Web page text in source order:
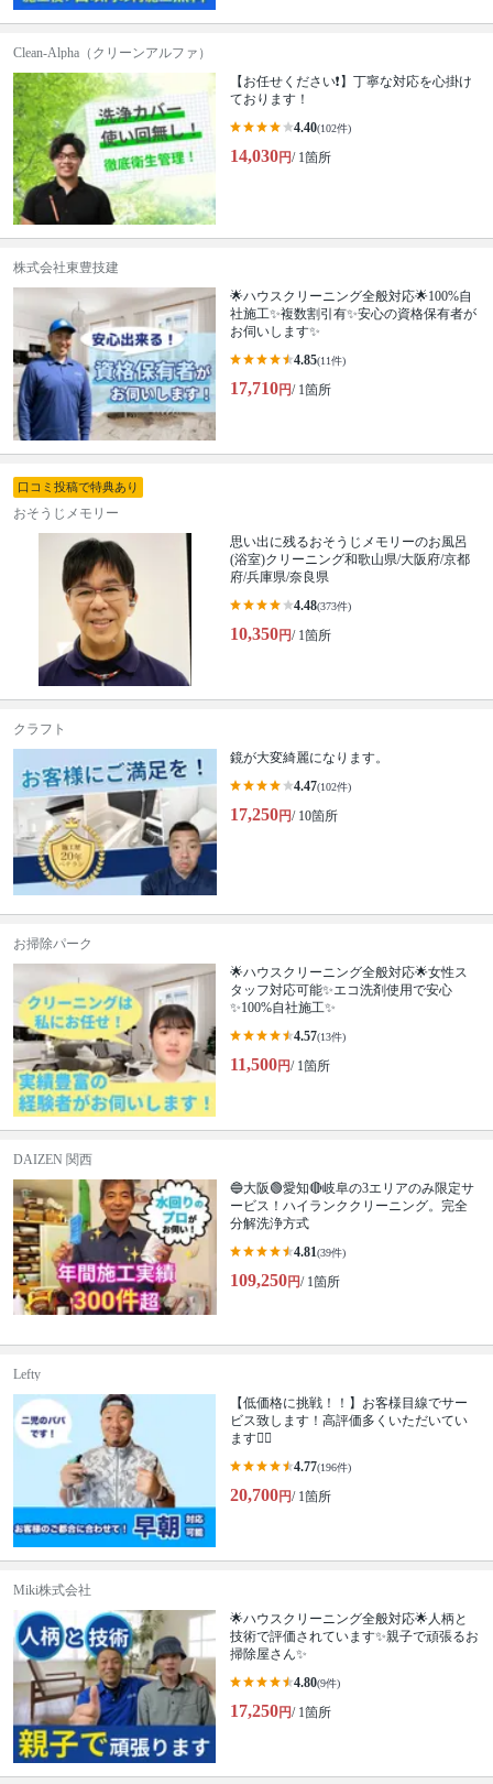
Clean-Alpha（クリーンアルファ）
【お任せください❗️】丁寧な対応を心掛け
ております！
4.40(102件)
14,030円/ 1箇所
株式会社東豊技建
🌟ハウスクリーニング全般対応🌟100%自
社施工✨複数割引有✨安心の資格保有者が
お伺いします✨
4.85(11件)
17,710円/ 1箇所
口コミ投稿で特典あり
おそうじメモリー
思い出に残るおそうじメモリーのお風呂
(浴室)クリーニング和歌山県/大阪府/京都
府/兵庫県/奈良県
4.48(373件)
10,350円/ 1箇所
クラフト
鏡が大変綺麗になります。
4.47(102件)
17,250円/ 10箇所
お掃除パーク
🌟ハウスクリーニング全般対応🌟女性ス
タッフ対応可能✨エコ洗剤使用で安心
✨100%自社施工✨
4.57(13件)
11,500円/ 1箇所
DAIZEN 関西
🔵大阪🟢愛知🔴岐阜の3エリアのみ限定サ
ービス！ハイランククリーニング。完全
分解洗浄方式
4.81(39件)
109,250円/ 1箇所
Lefty
【低価格に挑戦！！】お客様目線でサー
ビス致します！高評価多くいただいてい
ます🙆‍♂️
4.77(196件)
20,700円/ 1箇所
Miki株式会社
🌟ハウスクリーニング全般対応🌟人柄と
技術で評価されています✨親子で頑張るお
掃除屋さん✨
4.80(9件)
17,250円/ 1箇所